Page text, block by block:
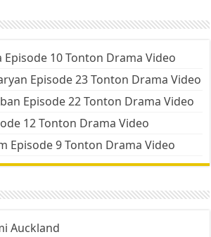
Episode 10 Tonton Drama Video
Episode 23 Tonton Drama Video
Episode 22 Tonton Drama Video
12 Tonton Drama Video
Episode 9 Tonton Drama Video
Auckland